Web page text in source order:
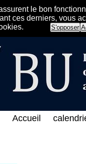
le bon
ces derniers, vous
S'opposer
المباشر
Accueil